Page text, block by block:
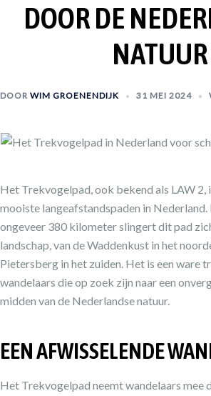
DOOR DE
NATUUR
DOOR WIM GROENENDIJK 31 MEI 2024
Het Trekvogelpad, ook bekend als LAW 2,
mooiste langeafstandspaden in Nederland.
ongeveer 380 kilometer slingert dit pad
landschap, van de Waddenkust in het
Pietersberg in het zuiden. Het is een ware
wandelaars die op zoek zijn naar een
midden van de Nederlandse natuur.
EEN AFWISSELENDE
Het Trekvogelpad neemt wandelaars mee